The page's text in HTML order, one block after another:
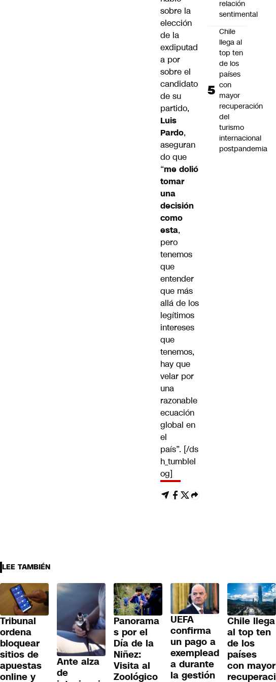
sobre la
elección
de la
exdiputad
a por
sobre el
candidato
de su
partido,
Luis
Pardo,
aseguran
do que
“me dolió
tomar
una
decisión
como
esta,
pero
tenemos
que
entender
que más
allá de los
legítimos
intereses
que
tenemos,
hay que
velar por
una
razonable
ecuación
global en
el
país”. [/ds
h_tumblel
og]
relación
sentimental
Chile
llega al
top ten
de los
países
con
mayor
recuperación
del
turismo
internacional
postpandemia
LEE TAMBIÉN
Tribunal
ordena
bloquear
sitios de
apuestas
online y
Ante alza
de
Panorama
s por el
Día de la
Niñez:
Visita al
Zoológico
UEFA
confirma
un pago a
exemplead
a durante
la gestión
Chile llega
al top ten
de los
países
con mayor
recuperaci